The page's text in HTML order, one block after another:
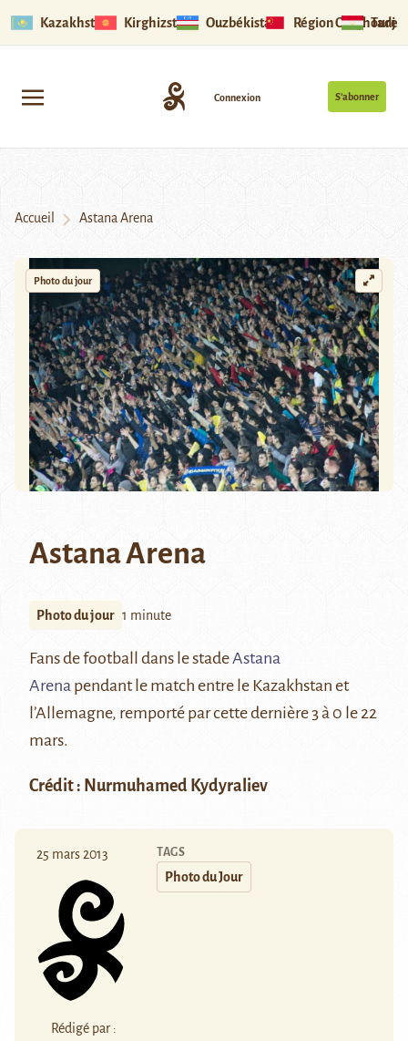
Kazakhstan Kirghizstan Ouzbékistan Région Ouïghoure
S’abonner
Connexion
Accueil Astana Arena
Photo du jour
Astana Arena
Photo du jour 1 minute
Fans de football dans le stadeAstana
Arena pendant le match entre le Kazakhstan et
l’Allemagne, remporté par cette dernière 3 à 0 le 22
mars.
Crédit : Nurmuhamed Kydyraliev
25 mars 2013
Rédigé par :
TAGS
Photo du Jour